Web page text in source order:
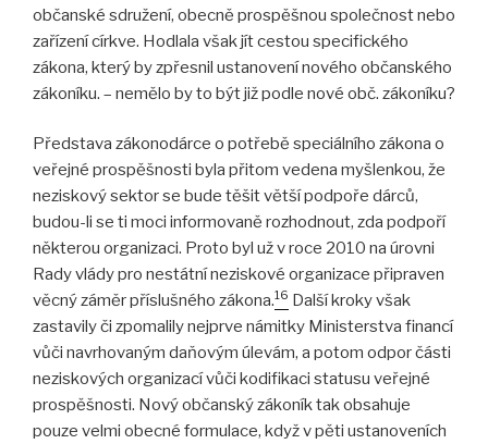
občanské sdružení, obecně prospěšnou společnost nebo
zařízení církve. Hodlala však jít cestou specifického
zákona, který by zpřesnil ustanovení nového občanského
zákoníku. – nemělo by to být již podle nové obč. zákoníku?
Představa zákonodárce o potřebě speciálního zákona o
veřejné prospěšnosti byla přitom vedena myšlenkou, že
neziskový sektor se bude těšit větší podpoře dárců,
budou-li se ti moci informovaně rozhodnout, zda podpoří
některou organizaci. Proto byl už v roce 2010 na úrovni
Rady vlády pro nestátní neziskové organizace připraven
věcný záměr příslušného zákona.16 Další kroky však
zastavily či zpomalily nejprve námitky Ministerstva financí
vůči navrhovaným daňovým úlevám, a potom odpor části
neziskových organizací vůči kodifikaci statusu veřejné
prospěšnosti. Nový občanský zákoník tak obsahuje
pouze velmi obecné formulace, když v pěti ustanoveních